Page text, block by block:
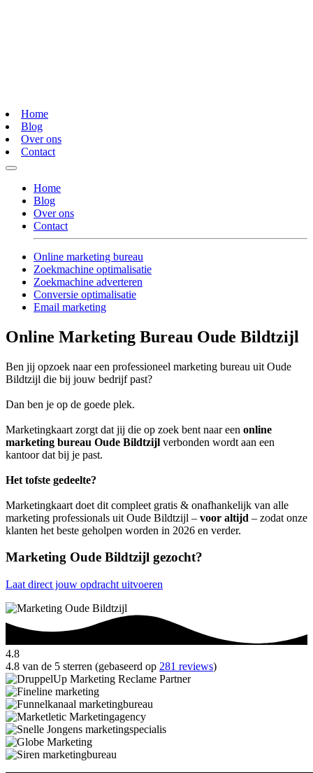
Home
Blog
Over ons
Contact
Home
Blog
Over ons
Contact
Online marketing bureau
Zoekmachine optimalisatie
Zoekmachine adverteren
Conversie optimalisatie
Email marketing
Online Marketing Bureau Oude Bildtzijl
Ben jij opzoek naar een professioneel marketing bureau uit Oude
Bildtzijl die bij jouw bedrijf past?
Dan ben je op de goede plek.
Marketingkaart zorgt dat jij die op zoek bent naar een online
marketing bureau Oude Bildtzijl verbonden wordt aan een
kantoor dat bij je past.
Het tofste gedeelte?
Marketingkaart doet dit compleet gratis & onafhankelijk van alle
marketing professionals uit Oude Bildtzijl – voor altijd – zodat onze
klanten het beste geholpen worden in 2026 en verder.
Marketing Oude Bildtzijl gezocht?
Laat direct jouw opdracht uitvoeren
4.8
4.8 van de 5 sterren (gebaseerd op 281 reviews)